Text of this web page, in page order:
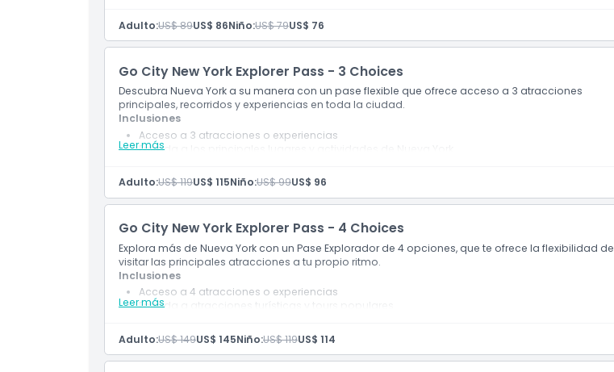
Descuentos y ofertas especiales en atracciones seleccionadas
Válido por 30 días desde el primer uso
Adulto:US$ 89US$ 86Niño:US$ 79US$ 76
Go City New York Explorer Pass - 3 Choices
Descubra Nueva York a su manera con un pase flexible que ofrece acceso a 3 atracciones
principales, recorridos y experiencias en toda la ciudad.
Leer más
Inclusiones
Acceso a 3 atracciones o experiencias
Entrada a los principales lugares y actividades de Nueva York
Descuentos en locales participantes
Válido por 30 días después de la primera visita a una atracción
Adulto:US$ 119US$ 115Niño:US$ 99US$ 96
Go City New York Explorer Pass - 4 Choices
Explora más de Nueva York con un Pase Explorador de 4 opciones, que te ofrece la flexibilidad de
visitar las principales atracciones a tu propio ritmo.
Leer más
Inclusiones
Acceso a 4 atracciones o experiencias
Entrada a atracciones turísticas y tours populares
Descuentos y ofertas exclusivas
Válido por 30 días consecutivos desde el primer uso
Adulto:US$ 149US$ 145Niño:US$ 119US$ 114